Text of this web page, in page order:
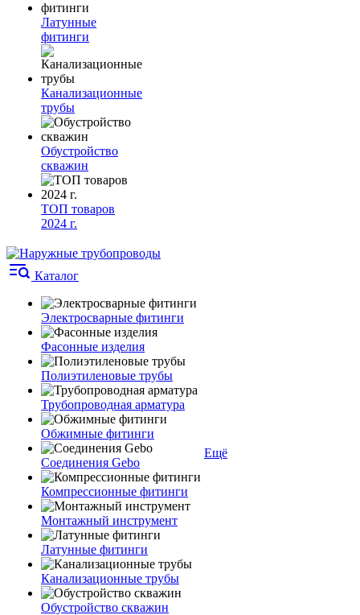
Латунные
фитинги
Канализационные
трубы
Обустройство
скважин
ТОП товаров
2024 г.
Каталог
Электросварные фитинги
Фасонные изделия
Полиэтиленовые трубы
Трубопроводная арматура
Обжимные фитинги
Соединения Gebo
Компрессионные фитинги
Монтажный инструмент
Латунные фитинги
Канализационные трубы
Обустройство скважин
Ещё